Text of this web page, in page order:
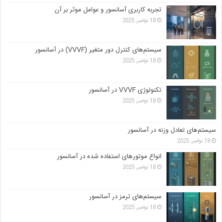
تجربه کاربری آسانسور و عوامل موثر بر آن
18 نوامبر, 2025
سیستم‌های کنترل دور متغیر (VVVF) در آسانسور
18 نوامبر, 2025
تکنولوژی VVVF در آسانسور
18 نوامبر, 2025
سیستم‌های تعادل وزنه در آسانسور
18 نوامبر, 2025
انواع موتورهای استفاده شده در آسانسور
18 نوامبر, 2025
سیستم‌های ترمز در آسانسور
18 نوامبر, 2025